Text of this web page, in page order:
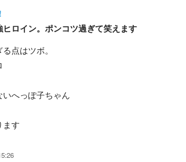
ロイン。ポンコツ過ぎて笑えます
点はツボ。
へっぽ子ちゃん
ます